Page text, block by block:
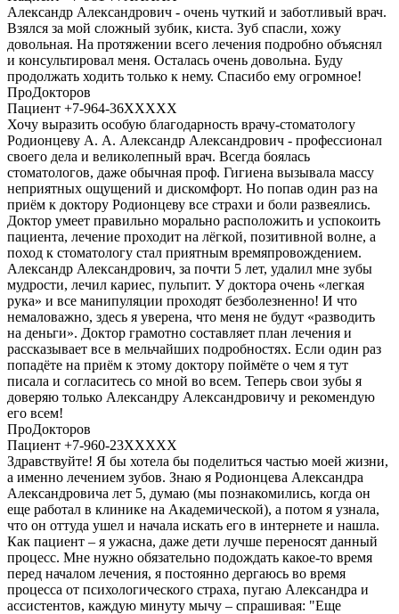
Александр Александрович - очень чуткий и заботливый врач.
Взялся за мой сложный зубик, киста. Зуб спасли, хожу
довольная. На протяжении всего лечения подробно объяснял
и консультировал меня. Осталась очень довольна. Буду
продолжать ходить только к нему. Спасибо ему огромное!
ПроДокторов
Пациент +7-964-36XXXXX
Хочу выразить особую благодарность врачу-стоматологу
Родионцеву А. А. Александр Александрович - профессионал
своего дела и великолепный врач. Всегда боялась
стоматологов, даже обычная проф. Гигиена вызывала массу
неприятных ощущений и дискомфорт. Но попав один раз на
приём к доктору Родионцеву все страхи и боли развеялись.
Доктор умеет правильно морально расположить и успокоить
пациента, лечение проходит на лёгкой, позитивной волне, а
поход к стоматологу стал приятным времяпровождением.
Александр Александрович, за почти 5 лет, удалил мне зубы
мудрости, лечил кариес, пульпит. У доктора очень «легкая
рука» и все манипуляции проходят безболезненно! И что
немаловажно, здесь я уверена, что меня не будут «разводить
на деньги». Доктор грамотно составляет план лечения и
рассказывает все в мельчайших подробностях. Если один раз
попадёте на приём к этому доктору поймёте о чем я тут
писала и согласитесь со мной во всем. Теперь свои зубы я
доверяю только Александру Александровичу и рекомендую
его всем!
ПроДокторов
Пациент +7-960-23XXXXX
Здравствуйте! Я бы хотела бы поделиться частью моей жизни,
а именно лечением зубов. Знаю я Родионцева Александра
Александровича лет 5, думаю (мы познакомились, когда он
еще работал в клинике на Академической), а потом я узнала,
что он оттуда ушел и начала искать его в интернете и нашла.
Как пациент – я ужасна, даже дети лучше переносят данный
процесс. Мне нужно обязательно подождать какое-то время
перед началом лечения, я постоянно дергаюсь во время
процесса от психологического страха, пугаю Александра и
ассистентов, каждую минуту мычу – спрашивая: "Еще